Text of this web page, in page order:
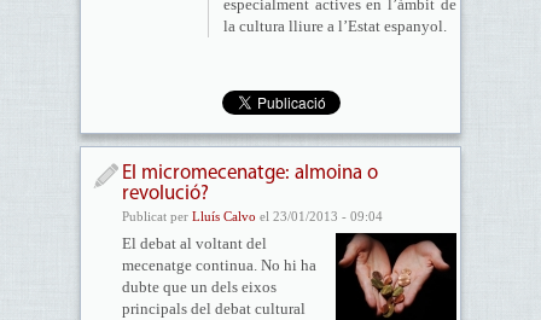
especialment actives en l’àmbit de
la cultura lliure a l’Estat espanyol.
El micromecenatge: almoina o
revolució?
Publicat per Lluís Calvo el 23/01/2013 - 09:04
El debat al voltant del
mecenatge continua. No hi ha
dubte que un dels eixos
principals del debat cultural